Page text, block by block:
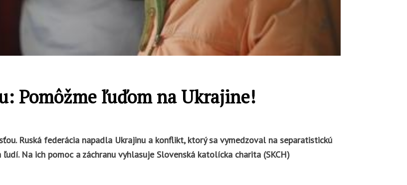
Pomôžme ľuďom na Ukrajine!
Ruská federácia napadla Ukrajinu a konflikt, ktorý sa vymedzoval na separatistickú
Na ich pomoc a záchranu vyhlasuje Slovenská katolícka charita (SKCH)